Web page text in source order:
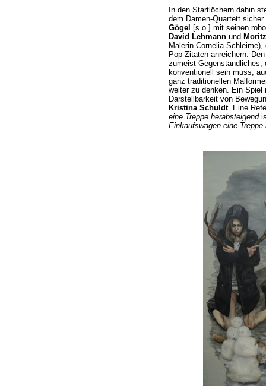
In den Startlöchern dahin
dem Damen-Quartett
Gögel
[s.o.] mit seinen
David Lehmannund
Malerin Cornelia
Pop-Zitaten anreichern.
zumeist Gegenständliches,
konventionell sein muss,
ganz traditionellen
weiter zu denken. Ein Spiel
Darstellbarkeit von
Kristina Schuldt. Eine
eine Treppe herabsteigend
Einkaufswagen eine Treppe